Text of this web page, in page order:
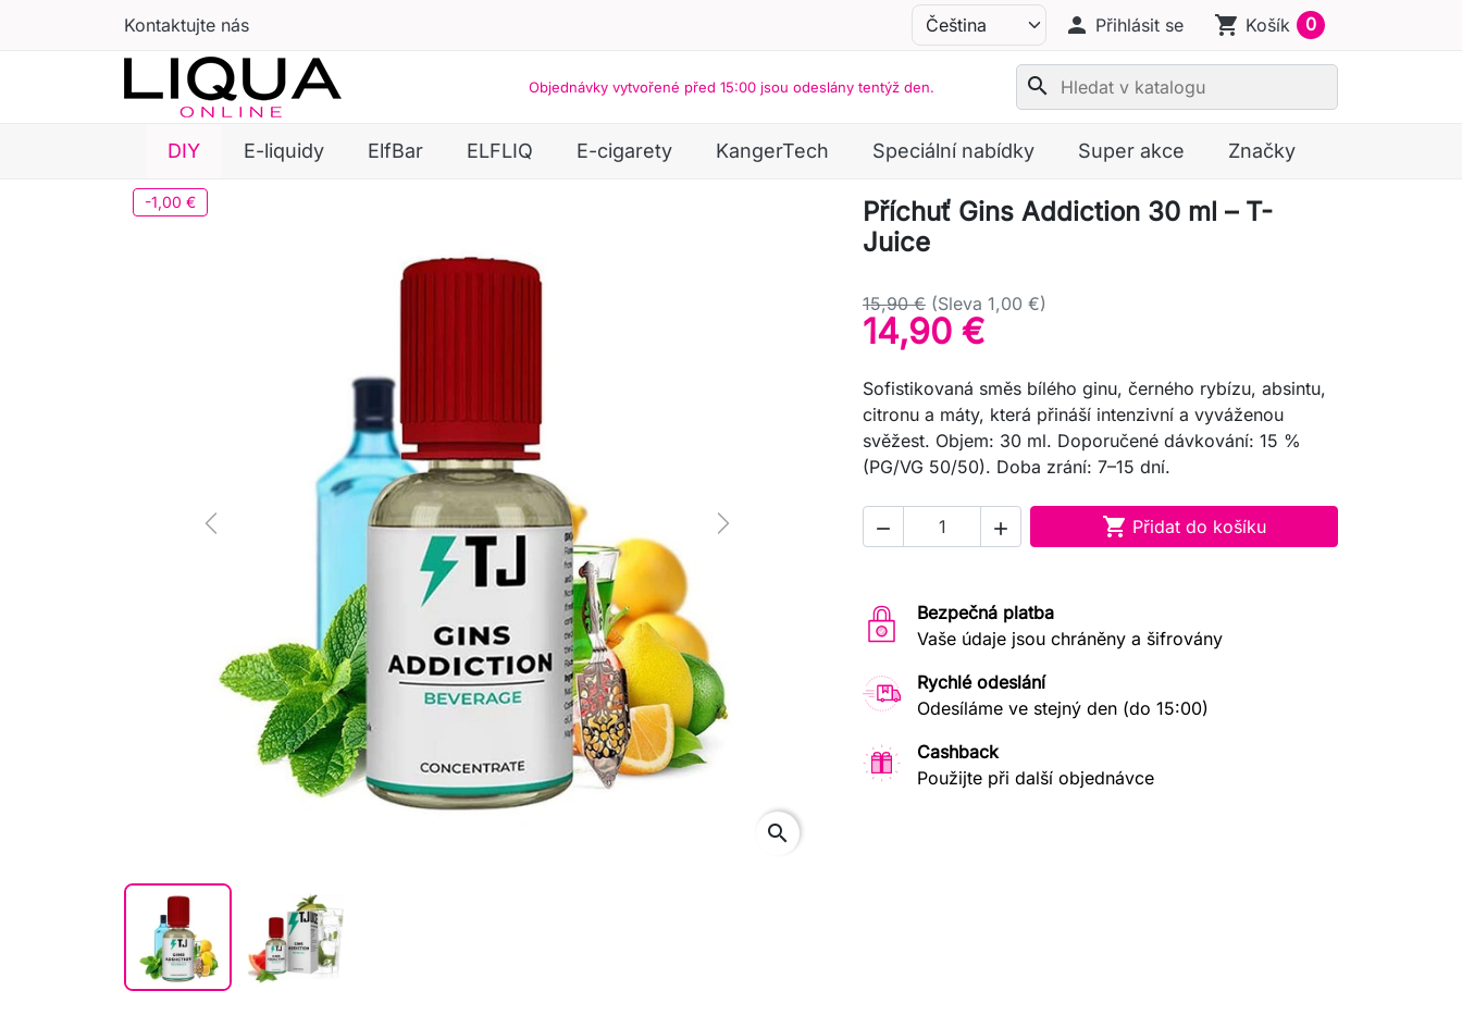
Kontaktujte nás person Přihlásit se shopping_cart Košík 0
Objednávky vytvořené před 15:00 jsou odeslány tentýž den. search
DIY E-liquidy ElfBar ELFLIQ E-cigarety KangerTech Speciální nabídky Super akce Značky
-1,00 €
Previous Next
Příchuť Gins Addiction 30 ml – T-
Juice
15,90 € (Sleva 1,00 €)
14,90 €
Sofistikovaná směs bílého ginu, černého rybízu, absintu,
citronu a máty, která přináší intenzivní a vyváženou
svěžest. Objem: 30 ml. Doporučené dávkování: 15 %
(PG/VG 50/50). Doba zrání: 7–15 dní.
   Přidat do košíku
Bezpečná platba
Vaše údaje jsou chráněny a šifrovány
Rychlé odeslání
Odesíláme ve stejný den (do 15:00)
Cashback
Použijte při další objednávce